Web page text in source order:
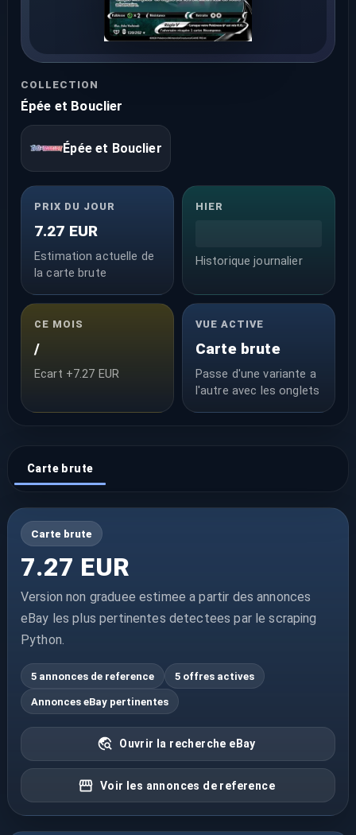
COLLECTION
Épée et Bouclier
Épée et Bouclier
PRIX DU JOUR
7.27 EUR
Estimation actuelle de
la carte brute
HIER
Historique journalier
CE MOIS
/
Ecart +7.27 EUR
VUE ACTIVE
Carte brute
Passe d'une variante a
l'autre avec les onglets
Carte brute
Carte brute
7.27 EUR
Version non graduee estimee a partir des annonces
eBay les plus pertinentes detectees par le scraping
Python.
5 annonces de reference 5 offres actives
Annonces eBay pertinentes
Ouvrir la recherche eBay
Voir les annonces de reference